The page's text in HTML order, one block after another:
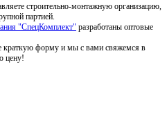
строительно-монтажную организацию,
партией.
"СпецКомплект" разработаны оптовые
краткую форму и мы с вами свяжемся в
цену!